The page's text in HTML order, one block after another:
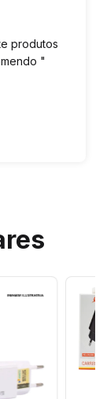
produtos
"